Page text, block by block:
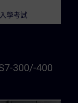
入學考試
300/-400